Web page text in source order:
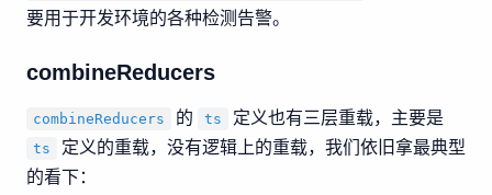
要用于开发环境的各种检测告警。
combineReducers
combineReducers 的 ts 定义也有三层重载，主要是
ts
定义的重载，没有逻辑上的重载，我们依旧拿最典型
的看下：